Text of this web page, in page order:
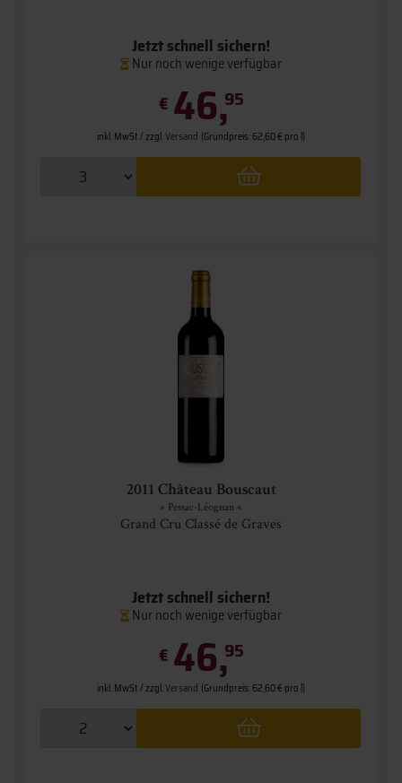
Jetzt schnell sichern!
Nur noch wenige verfügbar
€ 46,95
inkl. MwSt. / zzgl.Versand (Grundpreis: 62,60 € pro l)
2011 Château Bouscaut
» Pessac-Léognan «
Grand Cru Classé de Graves
Jetzt schnell sichern!
Nur noch wenige verfügbar
€ 46,95
inkl. MwSt. / zzgl.Versand (Grundpreis: 62,60 € pro l)